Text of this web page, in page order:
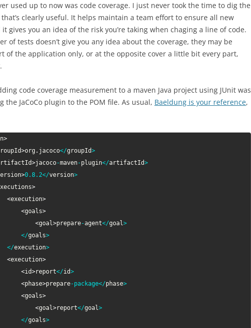
used up to now was code coverage. I just never took the time to dig the
clearly useful. It helps maintain a team effort to ensure all new
gives you an idea of the risk you’re taking when chaging a line of code.
of tests doesn’t give you any idea about the coverage, they may be
of the application only, or at the opposite cover a little bit every part,
code coverage measurement to a maven Java project using JUnit was
the JaCoCo plugin to the POM file. As usual, Baeldung is your reference,
>
>org . jacoco</groupId>
>jacoco-maven-plugin</artifactId>
>0.8.2</version>
>
<execution>
<goals>
<goal>prepare-agent</goal>
</goals>
</execution>
<execution>
<id>report</id>
<phase>prepare-package</phase>
<goals>
<goal>report</goal>
</goals>